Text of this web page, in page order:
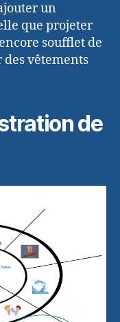
un
que projeter
soufflet de
vêtements
de